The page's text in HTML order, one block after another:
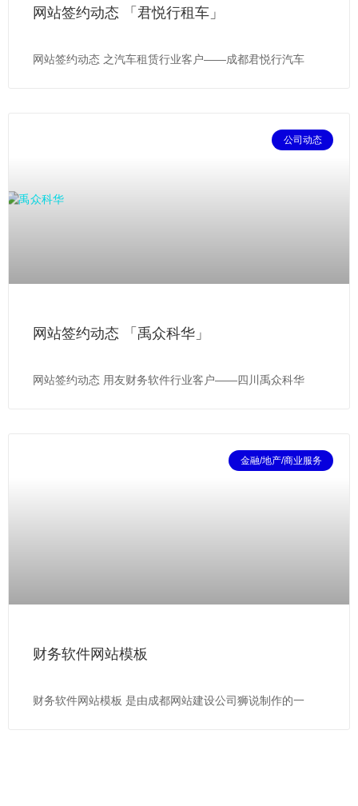
网站签约动态 「君悦行租车」
网站签约动态 之汽车租赁行业客户——成都君悦行汽车
公司动态
网站签约动态 「禹众科华」
网站签约动态 用友财务软件行业客户——四川禹众科华
金融/地产/商业服务
财务软件网站模板
财务软件网站模板 是由成都网站建设公司狮说制作的一